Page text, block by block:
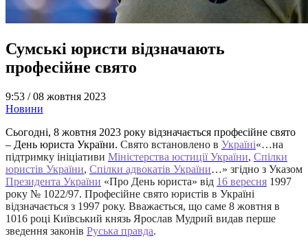
Сумські юристи відзначають
професійне свято
9:53 /08 жовтня 2023
Новини
Сьогодні, 8 жовтня 2023 року відзначається професійне свято
– День юриста України. Свято встановлено в Україні«…на
підтримку ініціативи Міністерства юстиції України, Спілки
юристів України, Спілки адвокатів України…» згідно з Указом
Президента України «Про День юриста» від 16 вересня 1997
року № 1022/97. Професійне свято юристів в Україні
відзначається з 1997 року. Вважається, що саме 8 жовтня в
1016 році Київський князь Ярослав Мудрий видав перше
зведення законів Руська правда.